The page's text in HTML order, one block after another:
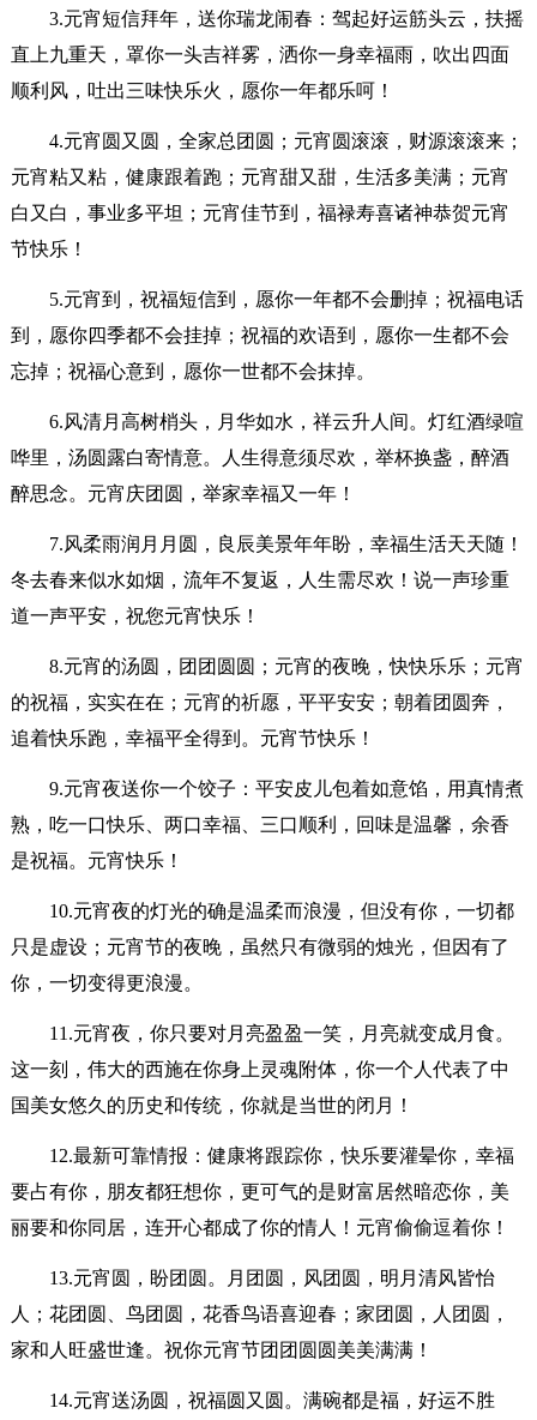
3.元宵短信拜年，送你瑞龙闹春：驾起好运筋头云，扶摇
直上九重天，罩你一头吉祥雾，洒你一身幸福雨，吹出四面
顺利风，吐出三味快乐火，愿你一年都乐呵！
4.元宵圆又圆，全家总团圆；元宵圆滚滚，财源滚滚来；
元宵粘又粘，健康跟着跑；元宵甜又甜，生活多美满；元宵
白又白，事业多平坦；元宵佳节到，福禄寿喜诸神恭贺元宵
节快乐！
5.元宵到，祝福短信到，愿你一年都不会删掉；祝福电话
到，愿你四季都不会挂掉；祝福的欢语到，愿你一生都不会
忘掉；祝福心意到，愿你一世都不会抹掉。
6.风清月高树梢头，月华如水，祥云升人间。灯红酒绿喧
哗里，汤圆露白寄情意。人生得意须尽欢，举杯换盏，醉酒
醉思念。元宵庆团圆，举家幸福又一年！
7.风柔雨润月月圆，良辰美景年年盼，幸福生活天天随！
冬去春来似水如烟，流年不复返，人生需尽欢！说一声珍重
道一声平安，祝您元宵快乐！
8.元宵的汤圆，团团圆圆；元宵的夜晚，快快乐乐；元宵
的祝福，实实在在；元宵的祈愿，平平安安；朝着团圆奔，
追着快乐跑，幸福平全得到。元宵节快乐！
9.元宵夜送你一个饺子：平安皮儿包着如意馅，用真情煮
熟，吃一口快乐、两口幸福、三口顺利，回味是温馨，余香
是祝福。元宵快乐！
10.元宵夜的灯光的确是温柔而浪漫，但没有你，一切都
只是虚设；元宵节的夜晚，虽然只有微弱的烛光，但因有了
你，一切变得更浪漫。
11.元宵夜，你只要对月亮盈盈一笑，月亮就变成月食。
这一刻，伟大的西施在你身上灵魂附体，你一个人代表了中
国美女悠久的历史和传统，你就是当世的闭月！
12.最新可靠情报：健康将跟踪你，快乐要灌晕你，幸福
要占有你，朋友都狂想你，更可气的是财富居然暗恋你，美
丽要和你同居，连开心都成了你的情人！元宵偷偷逗着你！
13.元宵圆，盼团圆。月团圆，风团圆，明月清风皆怡
人；花团圆、鸟团圆，花香鸟语喜迎春；家团圆，人团圆，
家和人旺盛世逢。祝你元宵节团团圆圆美美满满！
14.元宵送汤圆，祝福圆又圆。满碗都是福，好运不胜